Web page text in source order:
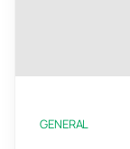
GENERAL